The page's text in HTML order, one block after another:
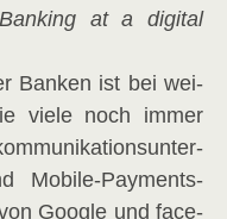
Ban­king at a digi­tal
Ban­ken ist bei wei­
vie­le noch immer
Mobi­le-Pay­ments-
Goog­le und face­